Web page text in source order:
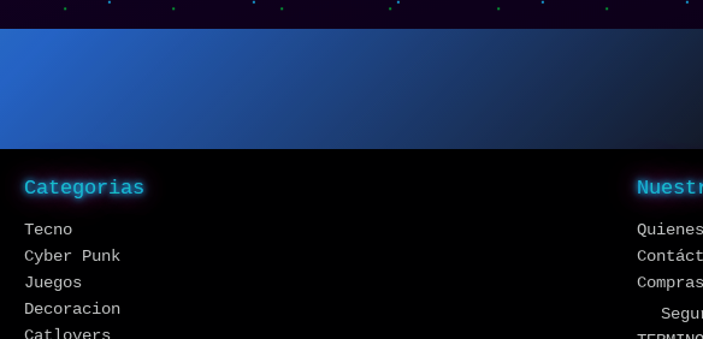
Categorias
Tecno
Cyber Punk
Juegos
Decoracion